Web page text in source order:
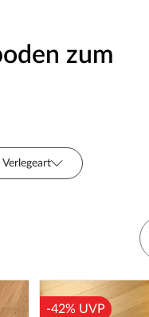
zum
Verlegeart
-42% UVP